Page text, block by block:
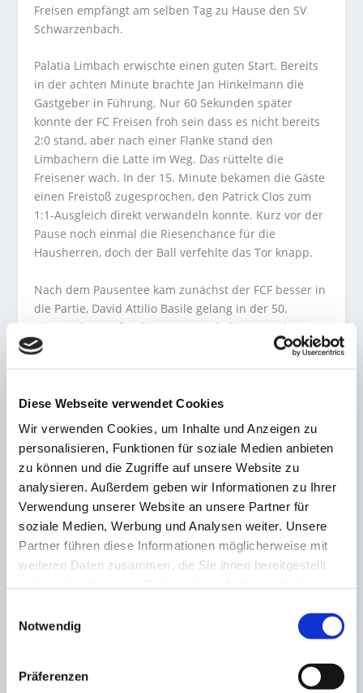
Diese Webseite verwendet Cookies
Wir verwenden Cookies, um Inhalte und Anzeigen zu
personalisieren, Funktionen für soziale Medien anbieten
zu können und die Zugriffe auf unsere Website zu
analysieren. Außerdem geben wir Informationen zu Ihrer
Verwendung unserer Website an unsere Partner für
soziale Medien, Werbung und Analysen weiter. Unsere
Partner führen diese Informationen möglicherweise mit
weiteren Daten zusammen, die Sie ihnen bereitgestellt
Notwendig
Präferenzen
Freisen empfängt am selben Tag zu Hause den SV
Schwarzenbach.
Palatia Limbach erwischte einen guten Start. Bereits
in der achten Minute brachte Jan Hinkelmann die
Gastgeber in Führung. Nur 60 Sekunden später
konnte der FC Freisen froh sein dass es nicht bereits
2:0 stand, aber nach einer Flanke stand den
Limbachern die Latte im Weg. Das rüttelte die
Freisener wach. In der 15. Minute bekamen die Gäste
einen Freistoß zugesprochen, den Patrick Clos zum
1:1-Ausgleich direkt verwandeln konnte. Kurz vor der
Pause noch einmal die Riesenchance für die
Hausherren, doch der Ball verfehlte das Tor knapp.
Nach dem Pausentee kam zunächst der FCF besser in
die Partie, David Attilio Basile gelang in der 50.
Minute das 2:1 für die Gäste. Doch die Gastgeber
wollten sich noch nicht geschlagen geben. In der 61.
Benedikt Wagner und der versenkte den Nachschuss
erringen. In der 81. Minute war es Tim Mohr, der
Gästetorhüter Hassan Ahmed tunnelte und damit das
entscheidende 3:2 erzielte. Ende.
VORHERIGE NÄCHSTE